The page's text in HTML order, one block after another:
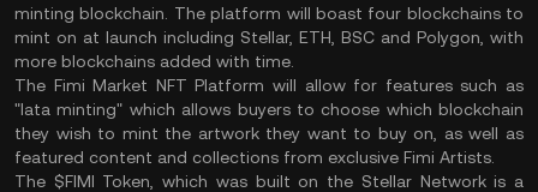
minting blockchain. The platform will boast four blockchains to
mint on at launch including Stellar, ETH, BSC and Polygon, with
more blockchains added with time.
The Fimi Market NFT Platform will allow for features such as
"lata minting" which allows buyers to choose which blockchain
they wish to mint the artwork they want to buy on, as well as
featured content and collections from exclusive Fimi Artists.
The $FIMI Token, which was built on the Stellar Network is a